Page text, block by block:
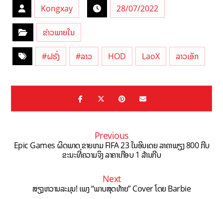
Kongxay 28/07/2022
ຂ່າວພາຍໃນ
#ຝຣັ່ງ #ລາວ HOD LaoX ລາວເອັກ
Previous
Epic Games ຜິດພາດ ຂາຍເກມ FIFA 23 ໃນອິນເດຍ ລາຄາພຽງ 800 ກີບ
ຂະນະທີ່ຄວາມຈິງ ລາຄາເກືອບ 1 ລ້ານກີບ
Next
ສຽງຫວານລະມຸນ! ເພງ “ພາບສຸດທ້າຍ” Cover ໂດຍ Barbie